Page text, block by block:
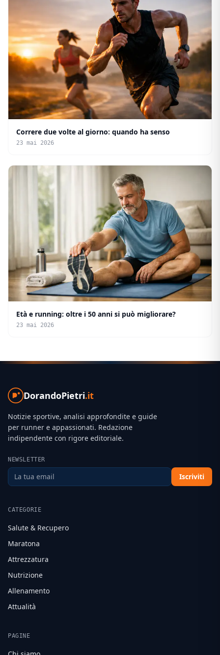
Correre due volte al giorno: quando ha senso
23 mai 2026
Età e running: oltre i 50 anni si può migliorare?
23 mai 2026
DorandoPietri.it
Notizie sportive, analisi approfondite e guide
per runner e appassionati. Redazione
indipendente con rigore editoriale.
NEWSLETTER
Iscriviti
CATEGORIE
Salute & Recupero
Maratona
Attrezzatura
Nutrizione
Allenamento
Attualità
PAGINE